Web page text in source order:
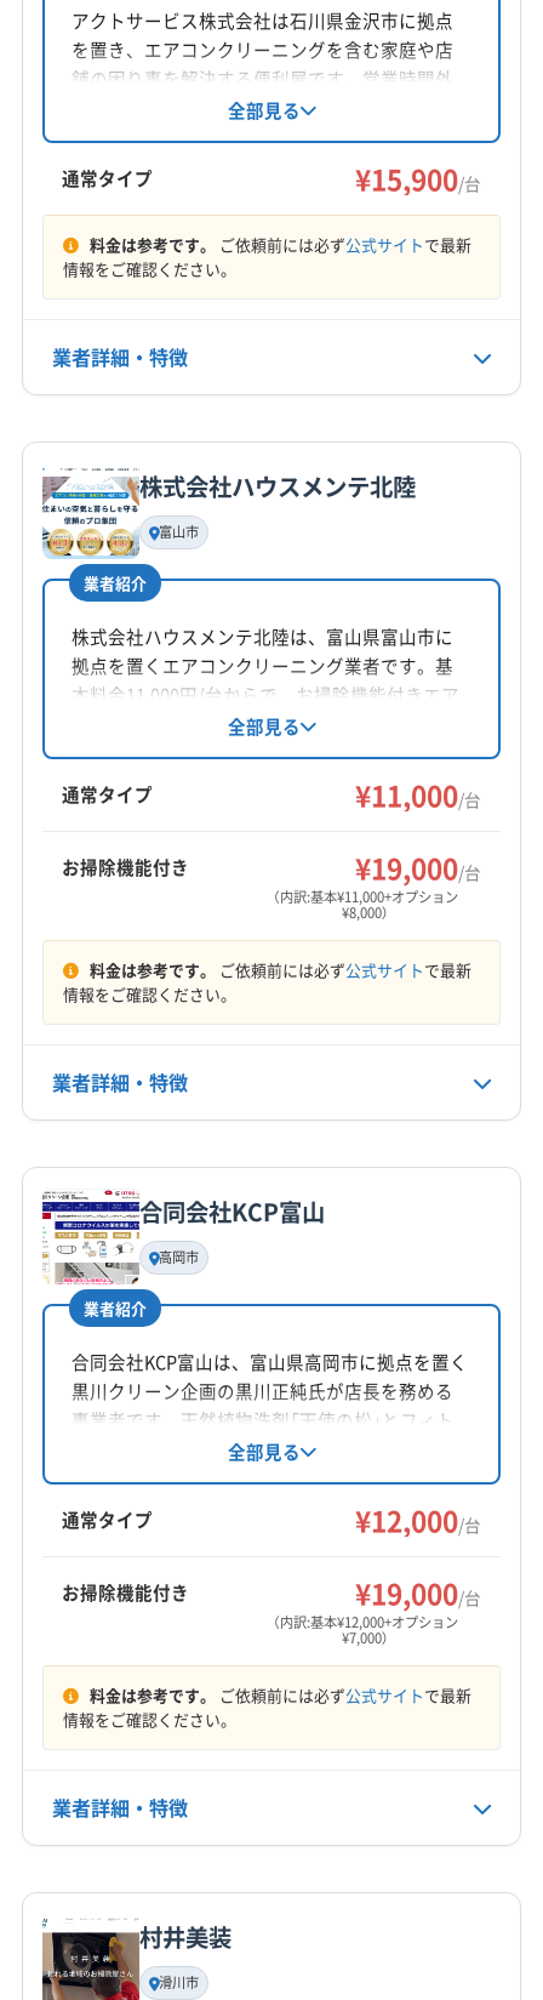
富山県高岡市伏木東一宮26-18
対応地域
高岡市 射水市
南砺市
氷見市 富山市
(石川県) かほく市
(石川県) 羽咋市
もっと見る
営業時間
定休日
年中無休・なし
電話番号
080-5845-7940
公式HP
公式サイトを見る
アクトサービス株式会社は石川県金沢市に拠点
を置き、エアコンクリーニングを含む家庭や店
舗の困り事を解決する便利屋です。営業時間外
の相談も可能で、丁寧な作業を心がけていま
す。石川県公安委員会から古物商許可も取得し
ています。
全部見る
通常タイプ ¥15,900/台
料金は参考です。 ご依頼前には必ず公式サイトで最新
情報をご確認ください。
業者詳細・特徴
基本情報
代表者名
非公開
所在地
石川県金沢市畝田西1-197
対応地域
高岡市 黒部市
砺波市
南砺市 氷見市 富山市
下新川郡朝日町
下新川郡入善町
中新川郡上市町
(石川県) 羽咋郡宝達志水町
(石川県) 羽咋市
(石川県) 河北郡津幡町
(石川県) 鹿島郡中能登町
(石川県) 七尾市
(石川県) 珠洲市
(石川県) 小松市
(石川県) 能美郡川北町
(福井県) あわら市
(福井県) 吉田郡永平寺町
(福井県) 今立郡池田町
(福井県) 坂井市
(福井県) 鯖江市
(福井県) 三方郡美浜町
(福井県) 三方上中郡若狭町
(福井県) 勝山市
(福井県) 小浜市
(福井県) 大飯郡おおい町
(福井県) 大飯郡高浜町
(福井県) 丹生郡越前町
(福井県) 南条郡南越前町
定休日
なし
076-268-9399
株式会社ハウスメンテ北陸
富山市
業者紹介
株式会社ハウスメンテ北陸は、富山県富山市に
拠点を置くエアコンクリーニング業者です。基
本料金11,000円/台からで、お掃除機能付きエア
コンや室外機洗浄などのオプションも提供。土
日祝日対応可能で、夜間作業も相談可能です。
丁寧な作業とコロナ対策も実施しており、安心
して依頼できる点が特徴です。
全部見る
通常タイプ ¥11,000/台
お掃除機能付き ¥19,000/台
（内訳:基本¥11,000+オプション
¥8,000）
料金は参考です。 ご依頼前には必ず公式サイトで最新
情報をご確認ください。
業者詳細・特徴
基本情報
代表者名
黒崎
所在地
富山県富山市
対応地域
高岡市 黒部市
砺波市
南砺市 氷見市 富山市
下新川郡朝日町
下新川郡入善町
中新川郡上市町
(石川県) 河北郡津幡町
(石川県) 河北郡内灘町
(石川県) 小松市
(石川県) 能美郡川北町
(石川県) 野々市市
(福井県) あわら市
(福井県) 坂井市
(福井県) 鯖江市
(福井県) 勝山市
(福井県) 大野市
定休日
不定休
076-456-8502
合同会社KCP富山
高岡市
業者紹介
合同会社KCP富山は、富山県高岡市に拠点を置く
黒川クリーン企画の黒川正純氏が店長を務める
事業者です。天然植物洗剤「天使の松」とフィト
ンチッドを使用し、安心安全なハウスクリーニ
ングを提供。エアコンクリーニング士による丁
寧な作業と、地域貢献活動への参加も特徴で
す。
全部見る
通常タイプ ¥12,000/台
お掃除機能付き ¥19,000/台
（内訳:基本¥12,000+オプション
¥7,000）
料金は参考です。 ご依頼前には必ず公式サイトで最新
情報をご確認ください。
業者詳細・特徴
基本情報
代表者名
黒川正純
村井美装
滑川市